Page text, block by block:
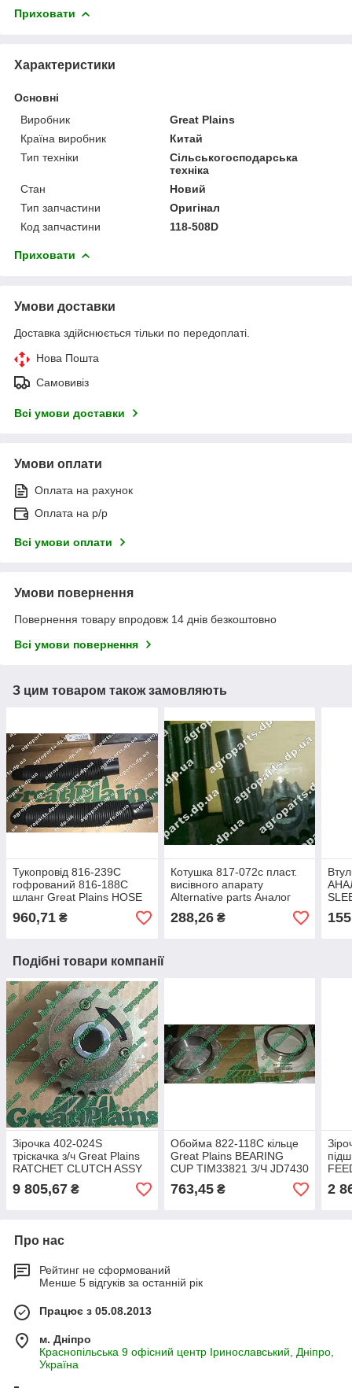
Приховати
Характеристики
Основні
Виробник
Great Plains
Країна виробник
Китай
Тип техніки
Сільськогосподарська
техніка
Стан
Новий
Тип запчастини
Оригінал
Код запчастини
118-508D
Приховати
Умови доставки
Доставка здійснюється тільки по передоплаті.
Нова Пошта
Самовивіз
Всі умови доставки
Умови оплати
Оплата на рахунок
Оплата на р/р
Всі умови оплати
Умови повернення
Повернення товару впродовж 14 днів безкоштовно
Всі умови повернення
З цим товаром також замовляють
Тукопровід 816-239C
гофрований 816-188С
шланг Great Plains HOSE
гофра 816-239C
960,71 ₴
Котушка 817-072c пласт.
висівного апарату
Alternative parts Аналог
890-190c з.ч 817-072С
288,26₴
Подібні товари компанії
Зірочка 402-024S
тріскачка з/ч Great Plains
RATCHET CLUTCH ASSY
402-024s
9 805,67 ₴
Обойма 822-118C кільце
Great Plains BEARING
CUP TIM33821 З/Ч JD7430
763,45₴ 2
Про нас
Рейтинг не сформований
Менше 5 відгуків за останній рік
Працює з 05.08.2013
м. Дніпро
Краснопільська 9 офісний центр Іринославський, Дніпро,
Україна